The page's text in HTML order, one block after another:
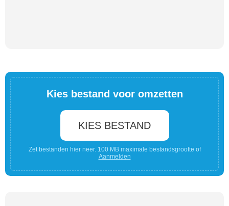
Kies bestand voor omzetten
KIES BESTAND
Zet bestanden hier neer. 100 MB maximale bestandsgrootte of
Aanmelden